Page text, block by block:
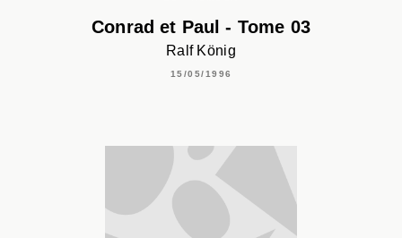
Conrad et Paul - Tome 03
Ralf König
15/05/1996